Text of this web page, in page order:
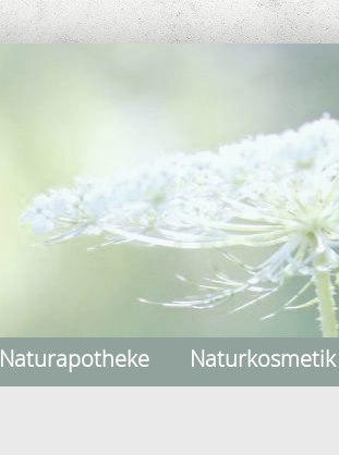
Naturapotheke Naturkosmetik